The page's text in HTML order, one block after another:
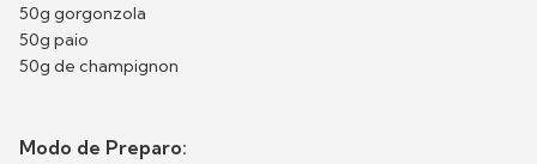
50g gorgonzola
50g paio
50g de champignon
Modo de Preparo: